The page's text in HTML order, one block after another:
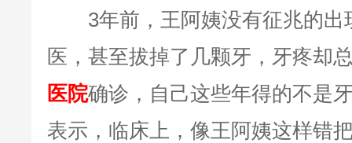
3年前，王阿姨没有征兆的出
医，甚至拔掉了几颗牙，牙疼却
医院确诊，自己这些年得的不是
表示，临床上，像王阿姨这样错